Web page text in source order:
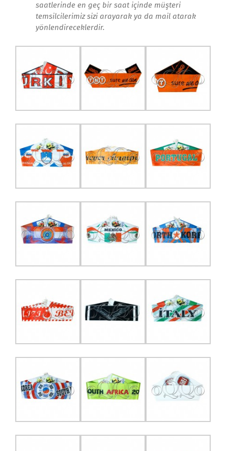
saatlerinde en geç bir saat içinde müşteri
temsilcilerimiz sizi arayarak ya da mail atarak
yönlendireceklerdir.